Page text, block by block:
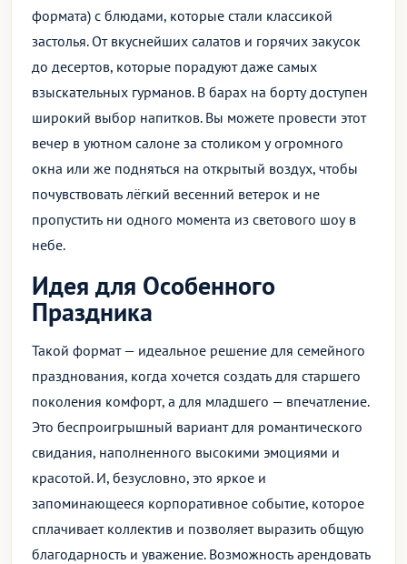
формата) с блюдами, которые стали классикой
застолья. От вкуснейших салатов и горячих закусок
до десертов, которые порадуют даже самых
взыскательных гурманов. В барах на борту доступен
широкий выбор напитков. Вы можете провести этот
вечер в уютном салоне за столиком у огромного
окна или же подняться на открытый воздух, чтобы
почувствовать лёгкий весенний ветерок и не
пропустить ни одного момента из светового шоу в
небе.
Идея для Особенного
Праздника
Такой формат — идеальное решение для семейного
празднования, когда хочется создать для старшего
поколения комфорт, а для младшего — впечатление.
Это беспроигрышный вариант для романтического
свидания, наполненного высокими эмоциями и
красотой. И, безусловно, это яркое и
запоминающееся корпоративное событие, которое
сплачивает коллектив и позволяет выразить общую
благодарность и уважение. Возможность арендовать